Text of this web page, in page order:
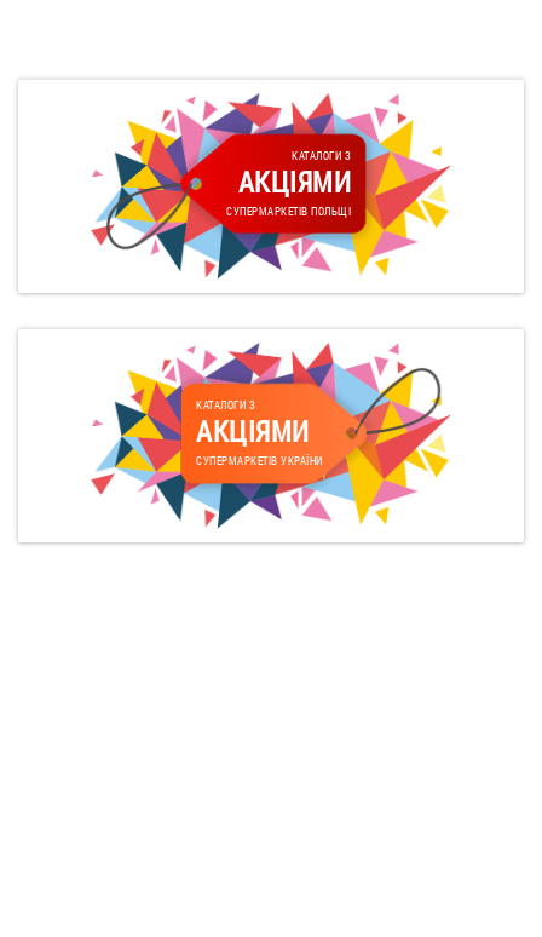
КАТАЛОГИ З
АКЦІЯМИ
СУПЕРМАРКЕТІВ ПОЛЬЩІ
КАТАЛОГИ З
АКЦІЯМИ
СУПЕРМАРКЕТІВ УКРАЇНИ